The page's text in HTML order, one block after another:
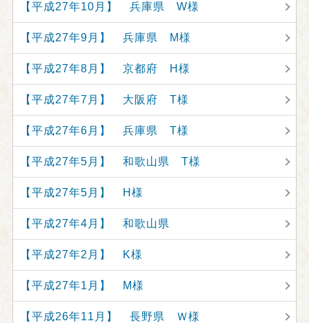
【平成27年10月】 兵庫県 W様
【平成27年9月】 兵庫県 M様
【平成27年8月】 京都府 H様
【平成27年7月】 大阪府 T様
【平成27年6月】 兵庫県 T様
【平成27年5月】 和歌山県 T様
【平成27年5月】 H様
【平成27年4月】 和歌山県
【平成27年2月】 K様
【平成27年1月】 M様
【平成26年11月】 長野県 Ｗ様